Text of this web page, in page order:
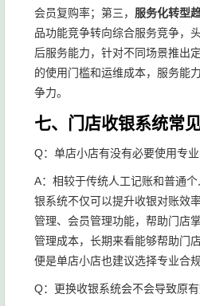
会员复购率；第三， 服务化转型
品功能竞争转向综合服务竞争，
后服务能力，针对不同场景推出
的使用门槛和运维成本，服务能
争力。
七、门店收银系统常
Q：单店小店有没有必要使用专业
A：相较于传统人工记账和普通
银系统不仅可以提升收银对账效
管理、会员管理功能，帮助门店
管理成本，长期来看能够帮助门
便是单店小店也建议选择专业合
Q：更换收银系统会不会导致原有